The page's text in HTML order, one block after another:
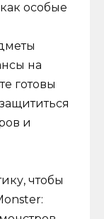
особые
на
готовы
и
чтобы